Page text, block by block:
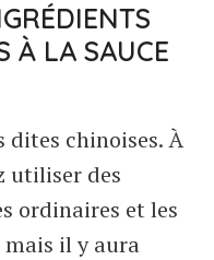
À LA SAUCE
dites chinoises. À
utiliser des
ordinaires et les
il y aura